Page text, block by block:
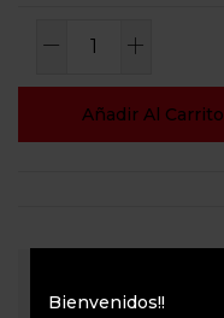
Añadir Al Carrito
Bienvenidos!!